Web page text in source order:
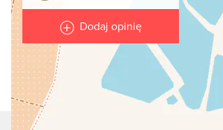
Dodaj opinię